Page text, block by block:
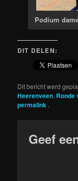
Podium
DIT DELEN:
Dit bericht werd
Heerenveen, Ronde
permalink .
Geef